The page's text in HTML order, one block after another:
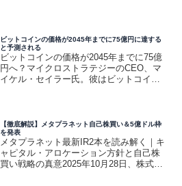
う...
ビットコインの価格が2045年までに75億円に達する
と予測される
ビットコインの価格が2045年までに75億
円へ？マイクロストラテジーのCEO、マ
イケル・セイラー氏。彼はビットコイン
期的な成長...
【徹底解説】メタプラネット自己株買い＆5億ドル枠
を発表
メタプラネット最新IR2本を読み解く｜キ
ャピタル・アロケーション方針と自己株
買い戦略の真意2025年10月28日、株式会